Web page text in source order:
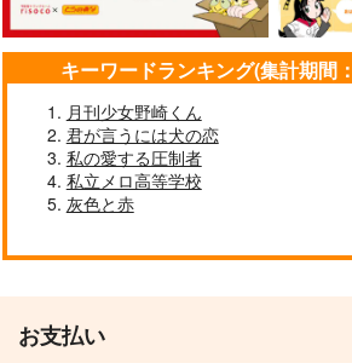
作品詳細 作品詳細
CERASTIUM
キーワードランキング(集計期間
月刊少女野崎くん
君が言うには犬の恋
私の愛する圧制者
私立メロ高等学校
灰色と赤
お支払い